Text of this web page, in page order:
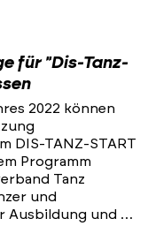
für "Dis-Tanz-
2022 können
DIS-TANZ-START
Programm
Tanz
und
Ausbildung und …